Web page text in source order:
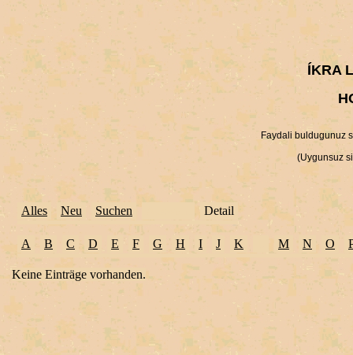
ÍKRA
Faydali buldugunuz
(Uygunsuz
Alles Neu Suchen Detail
A B C D E F G H I J K M N O
Keine Einträge vorhanden.